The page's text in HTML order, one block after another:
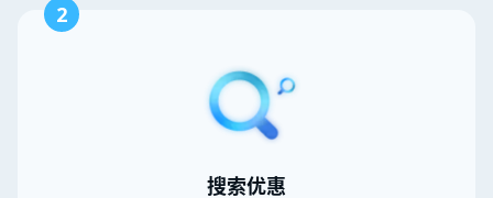
2
搜索优惠